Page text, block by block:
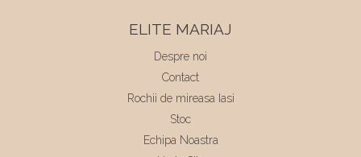
ELITE MARIAJ
Despre noi
Contact
Rochii de mireasa Iasi
Stoc
Echipa Noastra